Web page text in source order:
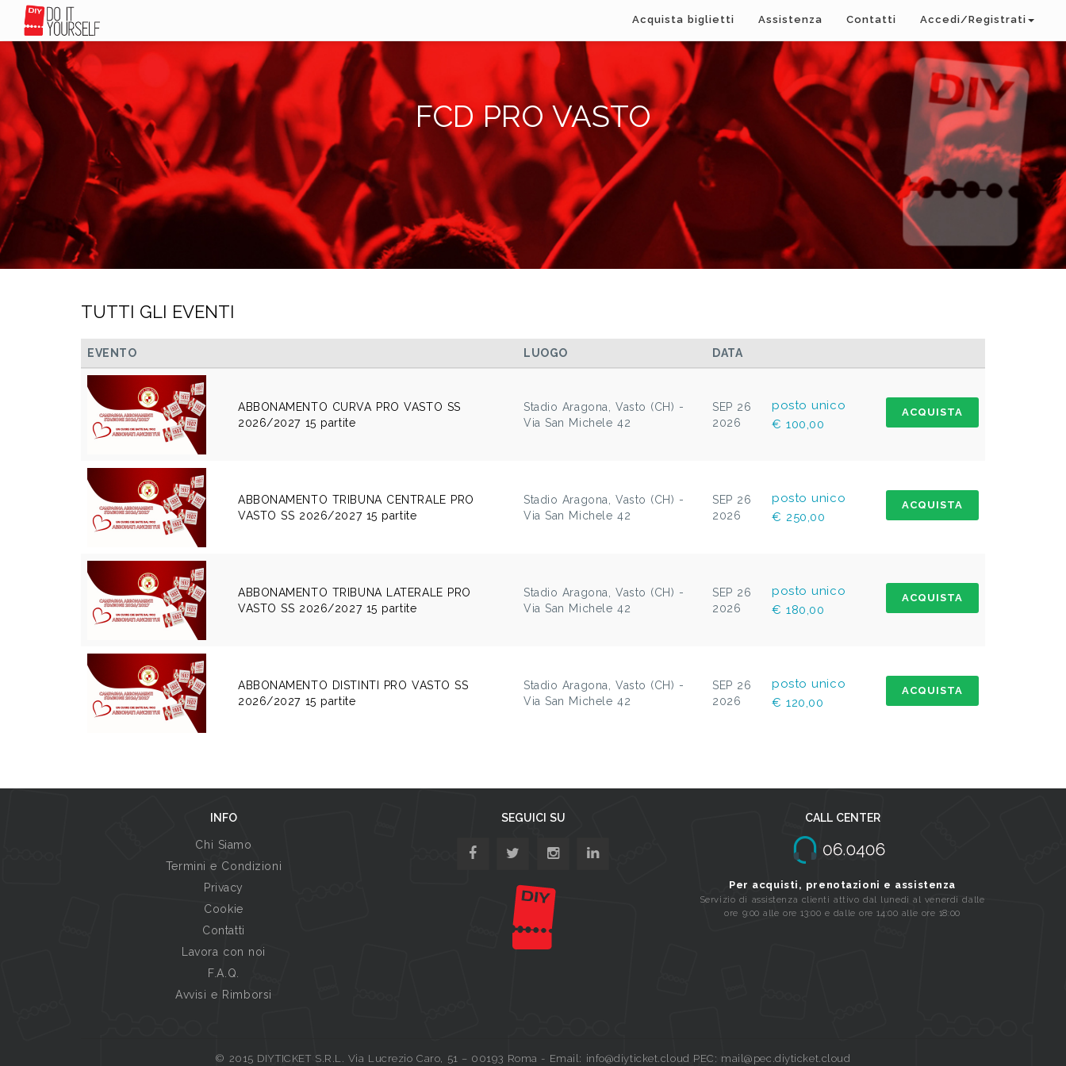
Acquista biglietti Assistenza Contatti Accedi/Registrati
FCD PRO VASTO
TUTTI GLI EVENTI
EVENTO LUOGO DATA
ABBONAMENTO CURVA PRO VASTO SS
2026/2027 15 partite
Stadio Aragona, Vasto (CH) -
Via San Michele 42
SEP 26
2026
posto unico
€ 100,00
ACQUISTA
ABBONAMENTO TRIBUNA CENTRALE PRO
VASTO SS 2026/2027 15 partite
Stadio Aragona, Vasto (CH) -
Via San Michele 42
SEP 26
2026
posto unico
€ 250,00
ACQUISTA
ABBONAMENTO TRIBUNA LATERALE PRO
VASTO SS 2026/2027 15 partite
Stadio Aragona, Vasto (CH) -
Via San Michele 42
SEP 26
2026
posto unico
€ 180,00
ACQUISTA
ABBONAMENTO DISTINTI PRO VASTO SS
2026/2027 15 partite
Stadio Aragona, Vasto (CH) -
Via San Michele 42
SEP 26
2026
posto unico
€ 120,00
ACQUISTA
INFO
Chi Siamo
Termini e Condizioni
Privacy
Cookie
Contatti
Lavora con noi
F.A.Q.
Avvisi e Rimborsi
SEGUICI SU CALL CENTER
Per acquisti, prenotazioni e assistenza
Servizio di assistenza clienti attivo dal lunedi al venerdi dalle
ore 9:00 alle ore 13:00 e dalle ore 14:00 alle ore 18:00
© 2015 DIYTICKET S.R.L. Via Lucrezio Caro, 51 – 00193 Roma - Email: info@diyticket.cloud PEC: mail@pec.diyticket.cloud